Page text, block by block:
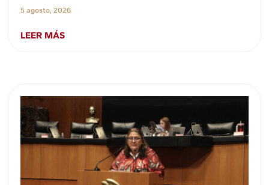
5 agosto, 2026
LEER MÁS